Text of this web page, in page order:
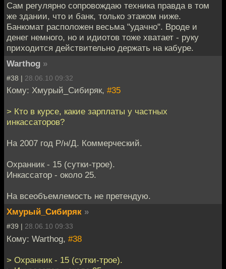
Сам регулярно сопровождаю техника правда в том
же здании, что и банк, только этажом ниже.
Банкомат расположен весьма "удачно". Вроде и
денег немного, но и идиотов тоже хватает - руку
приходится действительно держать на кабуре.
Warthog »
#38 | 28.06.10 09:32
Кому: Хмурый_Сибиряк, #35
> Кто в курсе, какие зарплаты у частных
инкассаторов?
На 2007 год Р/н/Д. Коммерческий.
Охранник - 15 (сутки-трое).
Инкассатор - около 25.
На всеобъемлемость не претендую.
Хмурый_Сибиряк »
#39 | 28.06.10 09:33
Кому: Warthog, #38
> Охранник - 15 (сутки-трое).